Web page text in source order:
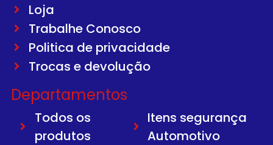
Loja
Trabalhe Conosco
Politica de privacidade
Trocas e devolução
Departamentos
Todos os
produtos
Itens segurança
Automotivo